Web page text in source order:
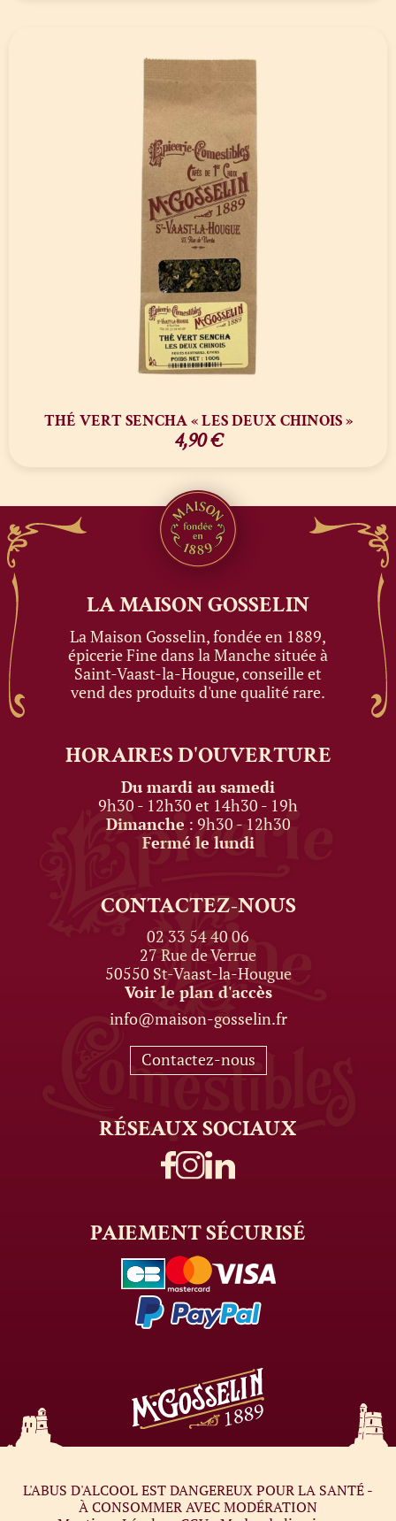
THÉ VERT SENCHA « LES DEUX CHINOIS »
4,90€
LA MAISONGOSSELIN
La Maison Gosselin, fondée en 1889,
épicerie Fine dans la Manche située à
Saint-Vaast-la-Hougue, conseille et
vend des produits d'une qualité rare.
HORAIRESD'OUVERTURE
Du mardi au samedi
9h30 - 12h30 et 14h30 - 19h
Dimanche : 9h30 - 12h30
Fermé le lundi
CONTACTEZ-NOUS
02 33 54 40 06
27 Rue de Verrue
50550 St-Vaast-la-Hougue
Voir le plan d'accès
info@maison-gosselin.fr
Contactez-nous
RÉSEAUXSOCIAUX
PAIEMENTSÉCURISÉ
L'ABUS D'ALCOOL EST DANGEREUX POUR LA SANTÉ -
À CONSOMMER AVEC MODÉRATION